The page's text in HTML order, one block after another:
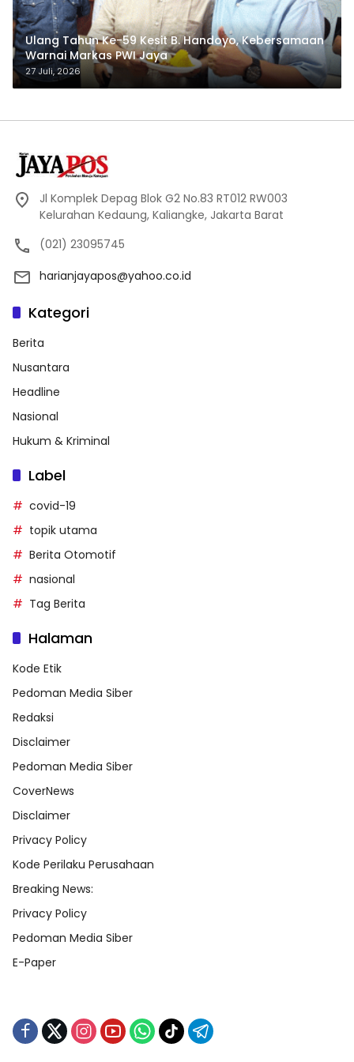
Ulang Tahun Ke-59 Kesit B. Handoyo, Kebersamaan
Warnai Markas PWI Jaya
27 Juli, 2026
Jl Komplek Depag Blok G2 No.83 RT012 RW003
Kelurahan Kedaung, Kaliangke, Jakarta Barat
(021) 23095745
harianjayapos@yahoo.co.id
Kategori
Berita
Nusantara
Headline
Nasional
Hukum & Kriminal
Label
covid-19
topik utama
Berita Otomotif
nasional
Tag Berita
Halaman
Kode Etik
Pedoman Media Siber
Redaksi
Disclaimer
Pedoman Media Siber
CoverNews
Disclaimer
Privacy Policy
Kode Perilaku Perusahaan
Breaking News:
Privacy Policy
Pedoman Media Siber
E-Paper